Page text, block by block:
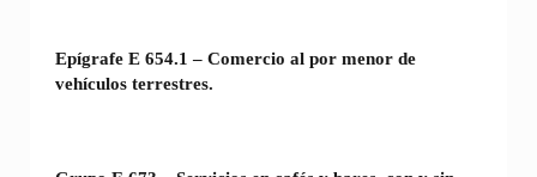
Epígrafe E 654.1 – Comercio al por menor de
vehículos terrestres.